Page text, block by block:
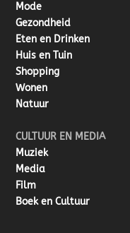
Mode
Gezondheid
Eten en Drinken
Huis en Tuin
Shopping
Wonen
Natuur
CULTUUR EN MEDIA
Muziek
Media
Film
Boek en Cultuur